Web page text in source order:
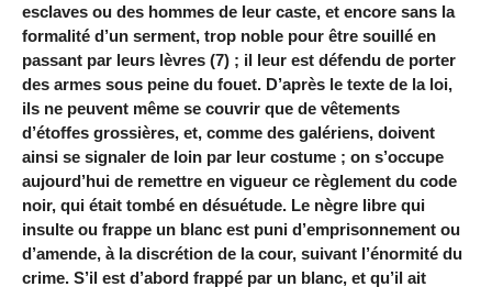
esclaves ou des hommes de leur caste, et encore sans la
formalité d’un serment, trop noble pour être souillé en
passant par leurs lèvres (7) ; il leur est défendu de porter
des armes sous peine du fouet. D’après le texte de la loi,
ils ne peuvent même se couvrir que de vêtements
d’étoffes grossières, et, comme des galériens, doivent
ainsi se signaler de loin par leur costume ; on s’occupe
aujourd’hui de remettre en vigueur ce règlement du code
noir, qui était tombé en désuétude. Le nègre libre qui
insulte ou frappe un blanc est puni d’emprisonnement ou
d’amende, à la discrétion de la cour, suivant l’énormité du
crime. S’il est d’abord frappé par un blanc, et qu’il ait